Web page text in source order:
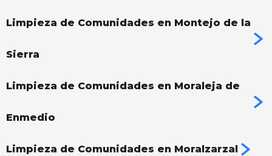
Limpieza de Comunidades en Montejo de la
Sierra
Limpieza de Comunidades en Moraleja de
Enmedio
Limpieza de Comunidades en Moralzarzal